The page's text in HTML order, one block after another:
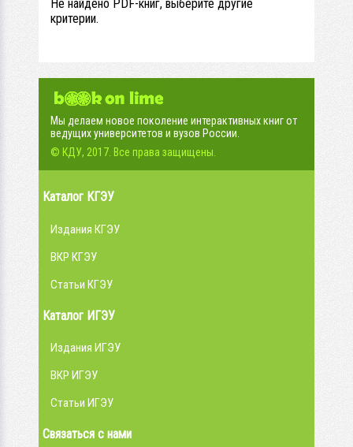
Не найдено PDF-книг, выберите другие
критерии.
Мы делаем новое поколение интерактивных книг от
ведущих университетов и вузов России.
© КДУ, 2017. Все права защищены.
Каталог КГЭУ
Издания КГЭУ
ВКР КГЭУ
Статьи КГЭУ
Каталог ИГЭУ
Издания ИГЭУ
ВКР ИГЭУ
Статьи ИГЭУ
Связаться с нами